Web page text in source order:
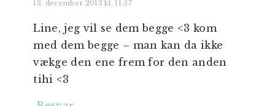
13. december 2013 kl. 11:57
Line, jeg vil se dem begge <3 kom
med dem begge – man kan da ikke
vækge den ene frem for den anden
tihi <3